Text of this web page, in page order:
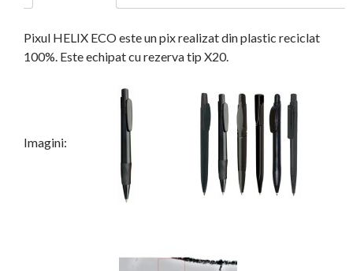
Pixul HELIX ECO este un pix realizat din plastic reciclat
100%. Este echipat cu rezerva tip X20.
Imagini: